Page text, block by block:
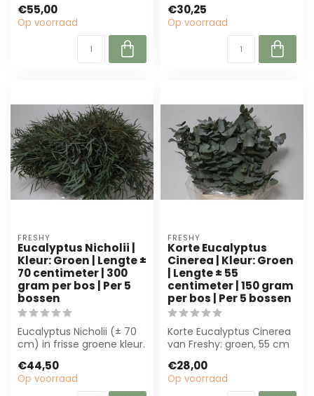
bossen. P...
€55,00
Op voorraad
e...
€30,25
Op voorraad
FRESHY
Eucalyptus Nicholii |
Kleur: Groen | Lengte ±
70 centimeter | 300
gram per bos | Per 5
bossen
Eucalyptus Nicholii (± 70
cm) in frisse groene kleur.
en...
€44,50
Op voorraad
FRESHY
Korte Eucalyptus
Cinerea | Kleur: Groen
| Lengte ± 55
centimeter | 150 gram
per bos | Per 5 bossen
Korte Eucalyptus Cinerea
van Freshy: groen, 55 cm
Perf...
€28,00
Op voorraad